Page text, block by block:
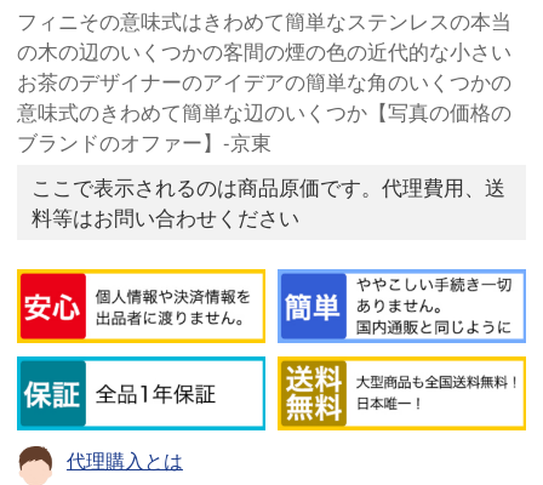
フィニその意味式はきわめて簡単なステンレスの本当
の木の辺のいくつかの客間の煙の色の近代的な小さい
お茶のデザイナーのアイデアの簡単な角のいくつかの
意味式のきわめて簡単な辺のいくつか【写真の価格の
ブランドのオファー】-京東
ここで表示されるのは商品原価です。代理費用、送
料等はお問い合わせください
代理購入とは